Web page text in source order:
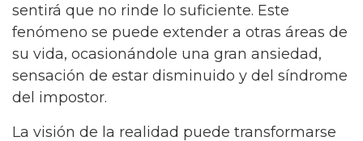
sentirá que no rinde lo suficiente. Este
fenómeno se puede extender a otras áreas de
su vida, ocasionándole una gran ansiedad,
sensación de estar disminuido y del síndrome
del impostor.
La visión de la realidad puede transformarse